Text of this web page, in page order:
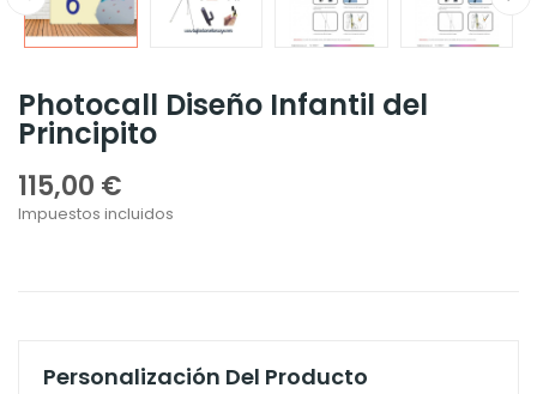
Photocall Diseño Infantil del
Principito
115,00 €
Impuestos incluidos
Personalización Del Producto